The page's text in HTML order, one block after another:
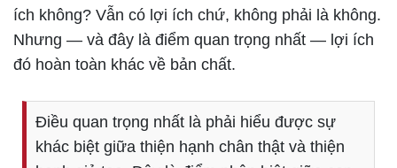
ích không? Vẫn có lợi ích chứ, không phải là không.
Nhưng — và đây là điểm quan trọng nhất — lợi ích
đó hoàn toàn khác về bản chất.
Điều quan trọng nhất là phải hiểu được sự
khác biệt giữa thiện hạnh chân thật và thiện